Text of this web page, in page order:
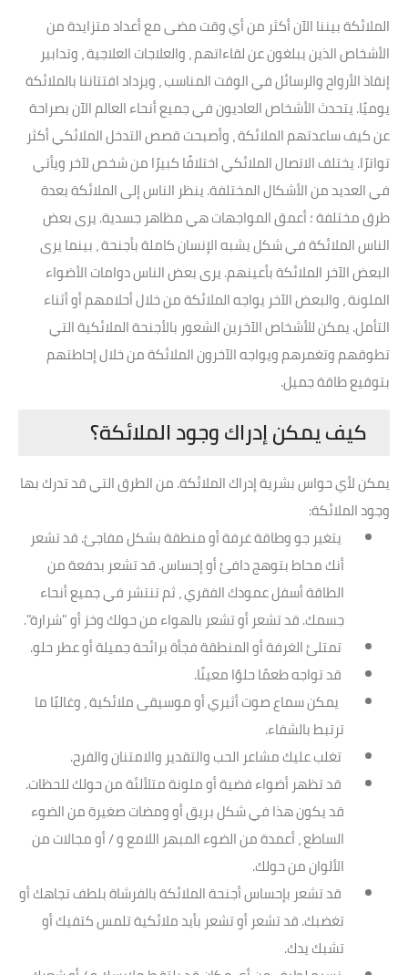
الملائكة بيننا الآن أكثر من أي وقت مضى مع أعداد متزايدة من
الأشخاص الذين يبلغون عن لقاءاتهم ، والعلاجات العلاجية ، وتدابير
إنقاذ الأرواح والرسائل في الوقت المناسب ، ويزداد افتتاننا بالملائكة
يوميًا. يتحدث الأشخاص العاديون في جميع أنحاء العالم الآن بصراحة
عن كيف ساعدتهم الملائكة ، وأصبحت قصص التدخل الملائكي أكثر
تواترًا. يختلف الاتصال الملائكي اختلافًا كبيرًا من شخص لآخر ويأتي
في العديد من الأشكال المختلفة. ينظر الناس إلى الملائكة بعدة
طرق مختلفة ؛ أعمق المواجهات هي مظاهر جسدية. يرى بعض
الناس الملائكة في شكل يشبه الإنسان كاملة بأجنحة ، بينما يرى
البعض الآخر الملائكة بأعينهم. يرى بعض الناس دوامات الأضواء
الملونة ، والبعض الآخر يواجه الملائكة من خلال أحلامهم أو أثناء
التأمل. يمكن للأشخاص الآخرين الشعور بالأجنحة الملائكية التي
تطوقهم وتغمرهم ويواجه الآخرون الملائكة من خلال إحاطتهم
بتوقيع طاقة جميل.
كيف يمكن إدراك وجود الملائكة؟
يمكن لأي حواس بشرية إدراك الملائكة. من الطرق التي قد تدرك بها
وجود الملائكة:
يتغير جو وطاقة غرفة أو منطقة بشكل مفاجئ. قد تشعر
أنك محاط بتوهج دافئ أو إحساس. قد تشعر بدفعة من
الطاقة أسفل عمودك الفقري ، ثم تنتشر في جميع أنحاء
جسمك. قد تشعر أو تشعر بالهواء من حولك وخز أو "شرارة".
تمتلئ الغرفة أو المنطقة فجأة برائحة جميلة أو عطر حلو.
قد تواجه طعمًا حلوًا معينًا.
يمكن سماع صوت أثيري أو موسيقى ملائكية ، وغالبًا ما
ترتبط بالشفاء.
تغلب عليك مشاعر الحب والتقدير والامتنان والفرح.
قد تظهر أضواء فضية أو ملونة متلألئة من حولك للحظات.
قد يكون هذا في شكل بريق أو ومضات صغيرة من الضوء
الساطع ، أعمدة من الضوء المبهر اللامع و / أو مجالات من
الألوان من حولك.
قد تشعر بإحساس أجنحة الملائكة بالفرشاة بلطف تجاهك أو
تغضبك. قد تشعر أو تشعر بأيد ملائكية تلمس كتفيك أو
تشبك يدك.